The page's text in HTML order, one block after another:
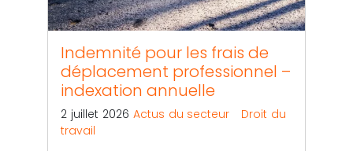
Indemnité pour les frais de
déplacement professionnel –
indexation annuelle
2 juillet 2026 Actus du secteur
Droit du
travail